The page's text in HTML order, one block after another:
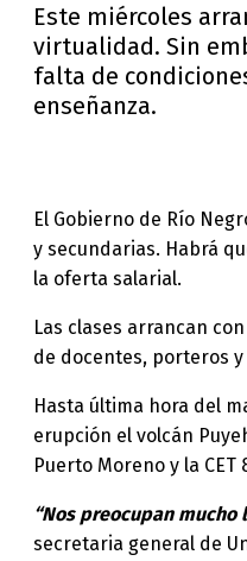
Este miércoles
virtualidad. Sin
falta de
enseñanza.
El Gobierno de Río
y secundarias. Habrá
la oferta salarial.
Las clases arrancan
de docentes, porteros
Hasta última hora del
erupción el volcán
Puerto Moreno y la
“Nos preocupan
secretaria general de